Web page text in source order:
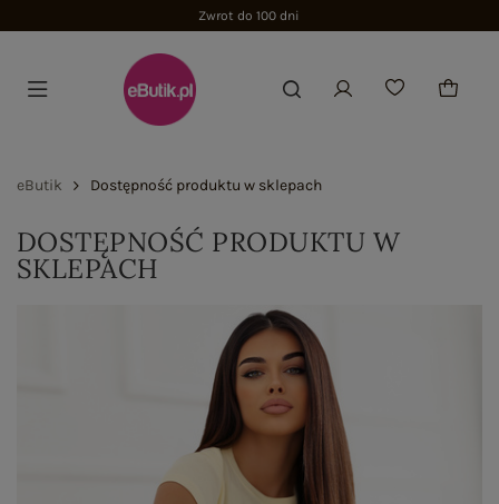
Zwrot do 100 dni
eButik Dostępność produktu w sklepach
DOSTĘPNOŚĆ PRODUKTU W
SKLEPACH